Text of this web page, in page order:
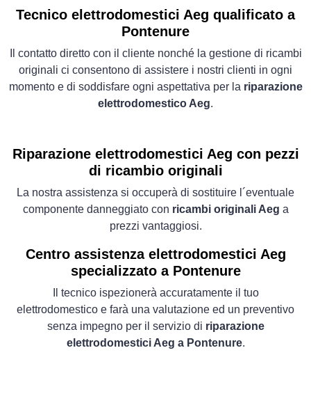
Tecnico elettrodomestici Aeg qualificato a
Pontenure
Il contatto diretto con il cliente nonché la gestione di ricambi
originali ci consentono di assistere i nostri clienti in ogni
momento e di soddisfare ogni aspettativa per la riparazione
elettrodomestico Aeg.
Riparazione elettrodomestici Aeg con pezzi
di ricambio originali
La nostra assistenza si occuperà di sostituire l´eventuale
componente danneggiato con ricambi originali Aeg a
prezzi vantaggiosi.
Centro assistenza elettrodomestici Aeg
specializzato a Pontenure
Il tecnico ispezionerà accuratamente il tuo
elettrodomestico e farà una valutazione ed un preventivo
senza impegno per il servizio di riparazione
elettrodomestici Aeg a Pontenure.